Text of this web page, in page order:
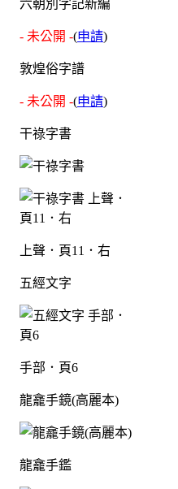
六朝別字記新編
- 未公開 -(申請)
敦煌俗字譜
- 未公開 -(申請)
干祿字書
上聲．頁11．右
五經文字
手部．頁6
龍龕手鏡(高麗本)
龍龕手鑑